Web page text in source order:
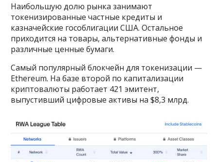
Наибольшую долю рынка занимают
токенизированные частные кредиты и
казначейские гособлигации США. Остальное
приходится на товары, альтернативные фонды и
различные ценные бумаги.
Самый популярный блокчейн для токенизации —
Ethereum. На базе второй по капитализации
криптовалюты работает 421 эмитент,
выпустивший цифровые активы на $8,3 млрд.